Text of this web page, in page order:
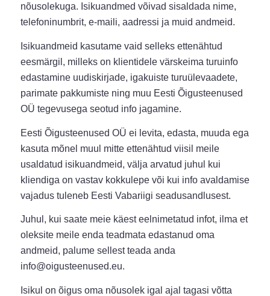
nõusolekuga. Isikuandmed võivad sisaldada nime,
telefoninumbrit, e-maili, aadressi ja muid andmeid.
Isikuandmeid kasutame vaid selleks ettenähtud
eesmärgil, milleks on klientidele värskeima turuinfo
edastamine uudiskirjade, igakuiste turuülevaadete,
parimate pakkumiste ning muu Eesti Õigusteenused
OÜ tegevusega seotud info jagamine.
Eesti Õigusteenused OÜ ei levita, edasta, muuda ega
kasuta mõnel muul mitte ettenähtud viisil meile
usaldatud isikuandmeid, välja arvatud juhul kui
kliendiga on vastav kokkulepe või kui info avaldamise
vajadus tuleneb Eesti Vabariigi seadusandlusest.
Juhul, kui saate meie käest eelnimetatud infot, ilma et
oleksite meile enda teadmata edastanud oma
andmeid, palume sellest teada anda
info@oigusteenused.eu.
Isikul on õigus oma nõusolek igal ajal tagasi võtta